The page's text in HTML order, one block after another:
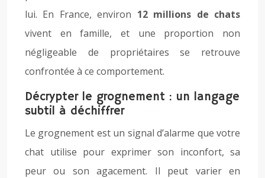
lui. En France, environ 12 millions de chats
vivent en famille, et une proportion non
négligeable de propriétaires se retrouve
confrontée à ce comportement.
Décrypter le grognement : un langage
subtil à déchiffrer
Le grognement est un signal d’alarme que votre
chat utilise pour exprimer son inconfort, sa
peur ou son agacement. Il peut varier en